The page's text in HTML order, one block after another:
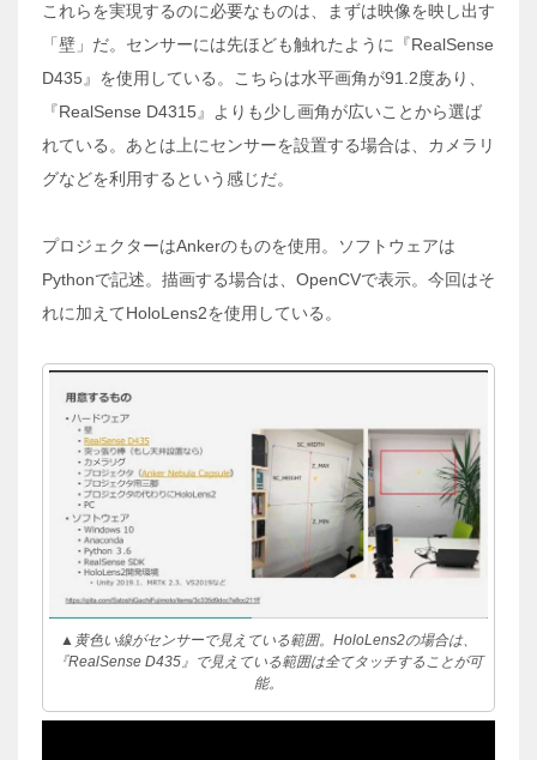
これらを実現するのに必要なものは、まずは映像を映し出す
「壁」だ。センサーには先ほども触れたように『RealSense
D435』を使用している。こちらは水平画角が91.2度あり、
『RealSense D4315』よりも少し画角が広いことから選ば
れている。あとは上にセンサーを設置する場合は、カメラリ
グなどを利用するという感じだ。
プロジェクターはAnkerのものを使用。ソフトウェアは
Pythonで記述。描画する場合は、OpenCVで表示。今回はそ
れに加えてHoloLens2を使用している。
▲黄色い線がセンサーで見えている範囲。HoloLens2の場合は、
『RealSense D435』で見えている範囲は全てタッチすることが可
能。